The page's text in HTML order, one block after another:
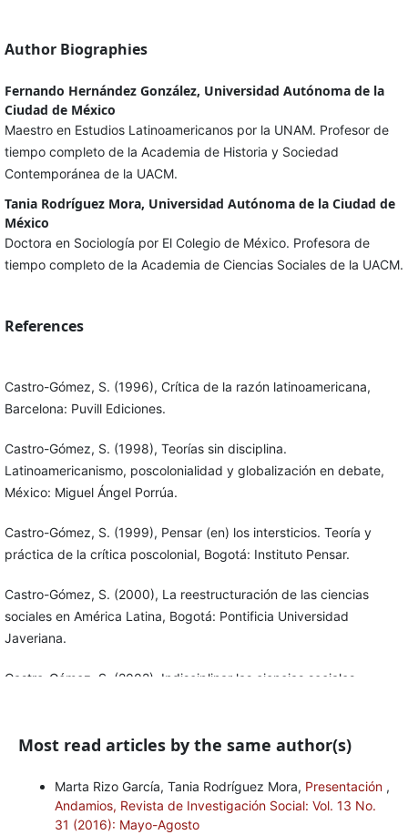
Author Biographies
Fernando Hernández González, Universidad Autónoma de la
Ciudad de México
Maestro en Estudios Latinoamericanos por la UNAM. Profesor de
tiempo completo de la Academia de Historia y Sociedad
Contemporánea de la UACM.
Tania Rodríguez Mora, Universidad Autónoma de la Ciudad de
México
Doctora en Sociología por El Colegio de México. Profesora de
tiempo completo de la Academia de Ciencias Sociales de la UACM.
References
Castro-Gómez, S. (1996), Crítica de la razón latinoamericana,
Barcelona: Puvill Ediciones.
Castro-Gómez, S. (1998), Teorías sin disciplina.
Latinoamericanismo, poscolonialidad y globalización en debate,
México: Miguel Ángel Porrúa.
Castro-Gómez, S. (1999), Pensar (en) los intersticios. Teoría y
práctica de la crítica poscolonial, Bogotá: Instituto Pensar.
Castro-Gómez, S. (2000), La reestructuración de las ciencias
sociales en América Latina, Bogotá: Pontificia Universidad
Javeriana.
Castro-Gómez, S. (2002), Indisciplinar las ciencias sociales.
e ilustración en la Nueva Granada (1750-1816), Bogotá:
Universidad Javeriana (tercera edición: 2010).
Most read articles by the same author(s)
Marta Rizo García, Tania Rodríguez Mora, Presentación ,
Andamios, Revista de Investigación Social: Vol. 13 No.
31 (2016): Mayo-Agosto